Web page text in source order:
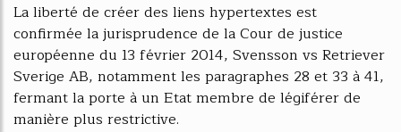
La liberté de créer des liens hypertextes est
confirmée la jurisprudence de la Cour de justice
européenne du 13 février 2014, Svensson vs Retriever
Sverige AB, notamment les paragraphes 28 et 33 à 41,
fermant la porte à un Etat membre de légiférer de
manière plus restrictive.